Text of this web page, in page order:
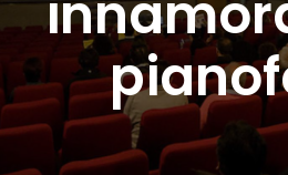
CONTATTI
Acquista i biglietti